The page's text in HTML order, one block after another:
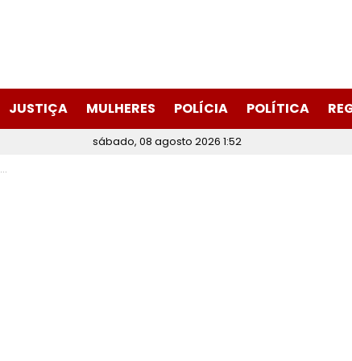
JUSTIÇA MULHERES POLÍCIA POLÍTICA
sábado, 08 agosto 2026 1:52